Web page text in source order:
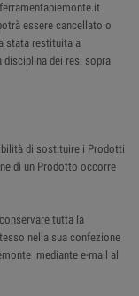
essere cancellato o
stata restituita a
disciplina dei resi sopra
di sostituire i Prodotti
di un Prodotto occorre
tutta la
nella sua confezione
mediante e-mail al